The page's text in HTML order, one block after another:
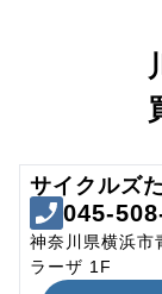
サイクルズ
045-
神奈川県横浜
ラーザ 1F